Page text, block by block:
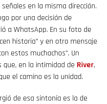
en la misma dirección.
por una decisión de
a WhatsApp. En su foto de
historia” y en otro mensaje
estos muchachos”. Un
que, en la intimidad de River,
el camino es la unidad.
de esa sintonía es la de